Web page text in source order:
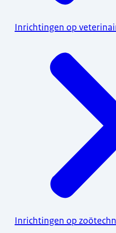
Inrichtingen op
Inrichtingen op